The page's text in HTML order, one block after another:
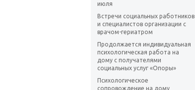
июля
Встречи социальных работников
и специалистов организации с
врачом-гериатром
Продолжается индивидуальная
психологическая работа на
дому с получателями
социальных услуг «Опоры»
Психологическое
сопровождение на дому